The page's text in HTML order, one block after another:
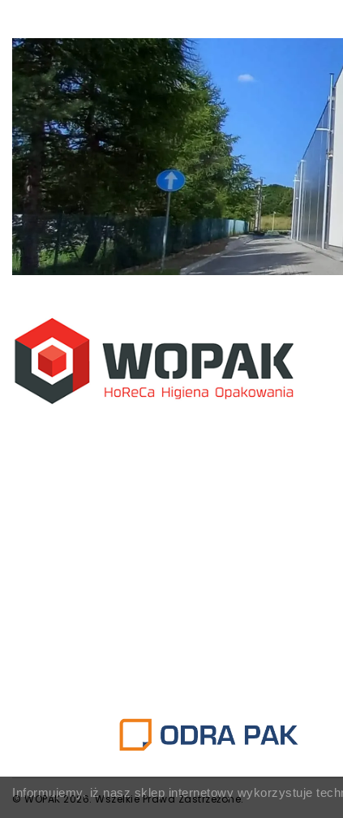
Informujemy, iż nasz sklep internetowy wykorzystuje
© WOPAK 2026. Wszelkie Prawa Zastrzeżone.